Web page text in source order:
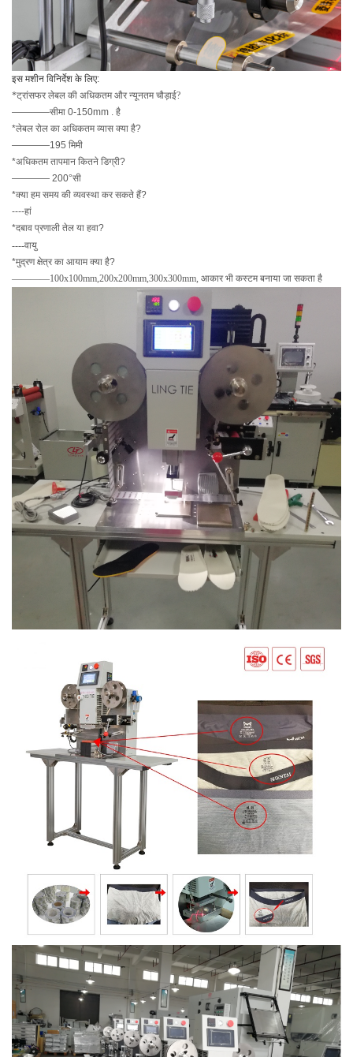
इस मशीन विनिर्देश के लिए:
*ट्रांसफर लेबल की अधिकतम और न्यूनतम चौड़ाई?
————सीमा 0-150mm . है
*लेबल रोल का अधिकतम व्यास क्या है?
————195 मिमी
*अधिकतम तापमान कितने डिग्री?
———— 200°सी
*क्या हम समय की व्यवस्था कर सकते हैं?
----हां
*दबाव प्रणाली तेल या हवा?
----वायु
*मुद्रण क्षेत्र का आयाम क्या है?
————100x100mm,200x200mm,300x300mm, आकार भी कस्टम बनाया जा सकता है